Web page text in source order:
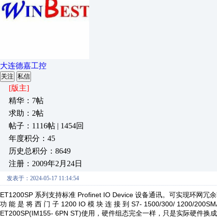
大连德嘉工控
关注 私信
[版主]
精华：7帖
求助：2帖
帖子：1116帖 | 1454回
年度积分：45
历史总积分：8649
注册：2009年2月24日
发表于：2024-05-17 11:14:54
ET1200SP 系列支持标准 Profinet IO Device 设备通讯。可实现环网冗
功 能 是 将 西 门 子 1200 IO 模 块 连 接 到 S7- 1500/300/ 1200/
ET200SP(IM155- 6PN ST)使用，硬件组态完全一样，只是实际硬件换